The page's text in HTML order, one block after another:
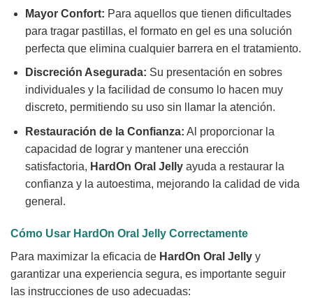
Mayor Confort: Para aquellos que tienen dificultades
para tragar pastillas, el formato en gel es una solución
perfecta que elimina cualquier barrera en el tratamiento.
Discreción Asegurada: Su presentación en sobres
individuales y la facilidad de consumo lo hacen muy
discreto, permitiendo su uso sin llamar la atención.
Restauración de la Confianza: Al proporcionar la
capacidad de lograr y mantener una erección
satisfactoria, HardOn Oral Jellyayuda a restaurar la
confianza y la autoestima, mejorando la calidad de vida
general.
Cómo Usar HardOn Oral Jelly Correctamente
Para maximizar la eficacia de HardOn Oral Jelly y
garantizar una experiencia segura, es importante seguir
las instrucciones de uso adecuadas: